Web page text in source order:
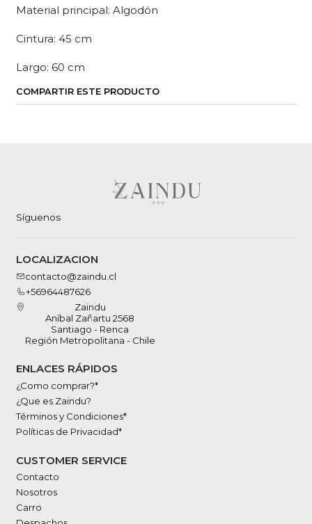
Material principal: Algodón
Cintura: 45 cm
Largo: 60 cm
COMPARTIR ESTE PRODUCTO
Síguenos
LOCALIZACION
contacto@zaindu.cl
+56964487626
Zaindu
Aníbal Zañartu 2568
Santiago - Renca
Región Metropolitana - Chile
ENLACES RÁPIDOS
¿Como comprar?*
¿Que es Zaindu?
Términos y Condiciones*
Políticas de Privacidad*
CUSTOMER SERVICE
Contacto
Nosotros
Carro